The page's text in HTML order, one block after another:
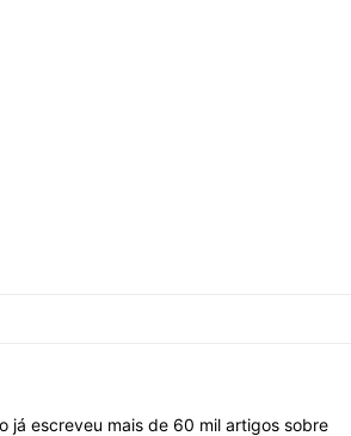
já escreveu mais de 60 mil artigos sobre